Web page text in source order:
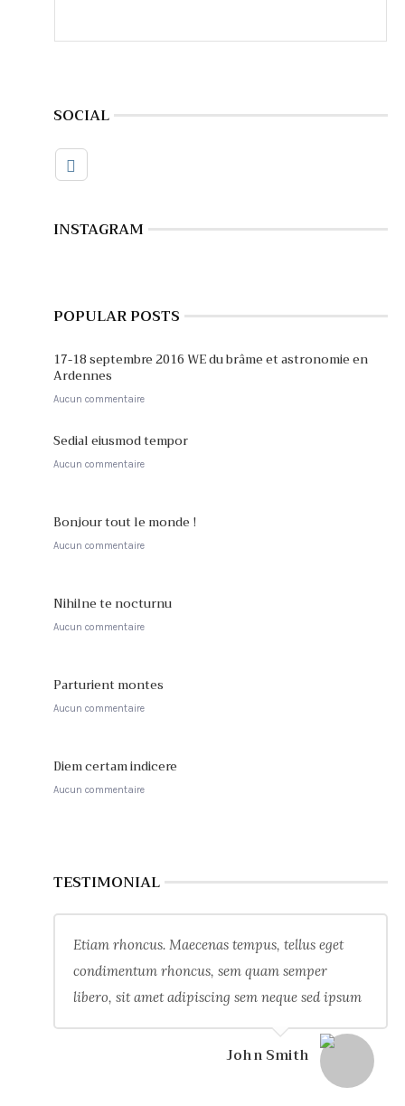
SOCIAL
INSTAGRAM
POPULAR POSTS
17-18 septembre 2016 WE du brâme et astronomie en
Ardennes
Aucun commentaire
Sedial eiusmod tempor
Aucun commentaire
Bonjour tout le monde !
Aucun commentaire
Nihilne te nocturnu
Aucun commentaire
Parturient montes
Aucun commentaire
Diem certam indicere
Aucun commentaire
TESTIMONIAL
Etiam rhoncus. Maecenas tempus, tellus eget
condimentum rhoncus, sem quam semper
libero, sit amet adipiscing sem neque sed ipsum
John Smith